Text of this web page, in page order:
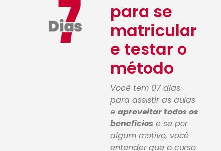
para se
matricular
e testar o
método
Você tem 07 dias
para assistir as aulas
e aproveitar todos os
benefícios e se por
algum motivo, você
entender que o curso